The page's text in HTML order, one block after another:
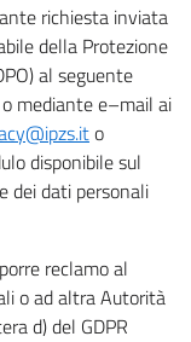
richiesta inviata
della Protezione
al seguente
mediante e–mail ai
o
disponibile sul
dei dati personali
reclamo al
o ad altra Autorità
d) del GDPR